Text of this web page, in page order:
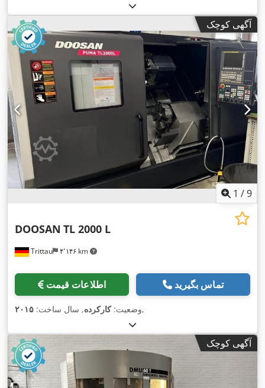
مسافت حرکت محور Z:
۵۶۰ میلی‌متر, حداکثر وزن قطعه کار:۳۵۰
کیلوگرم, تعداد جایگاه‌ها در مگزین ابزار:۲۴ , آگهی کوچک
1 /9
Trittau ۴٬۱۴۶ km
DOOSAN TL 2000 L
اطلاعات قیمت تماس بگیرید
وضعیت:کارکرده, سال ساخت: ۲۰۱۵ ,
آگهی کوچک